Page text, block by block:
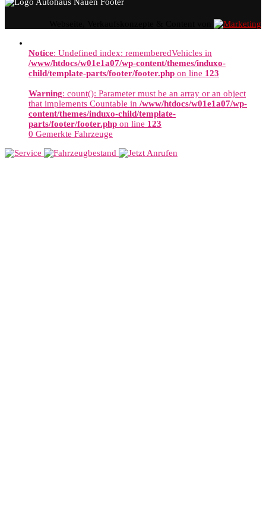
Notice: Undefined index: rememberedVehicles in
/www/htdocs/w01e1a07/wp-content/themes/induxo-
child/template-parts/footer/footer.php on line 123
Warning: count(): Parameter must be an array or an object
that implements Countable in /www/htdocs/w01e1a07/wp-
content/themes/induxo-child/template-
parts/footer/footer.php on line 123
0 Gemerkte Fahrzeuge